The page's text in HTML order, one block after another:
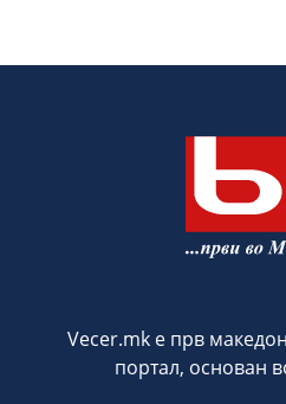
Vecer.mk е прв
портал, основан